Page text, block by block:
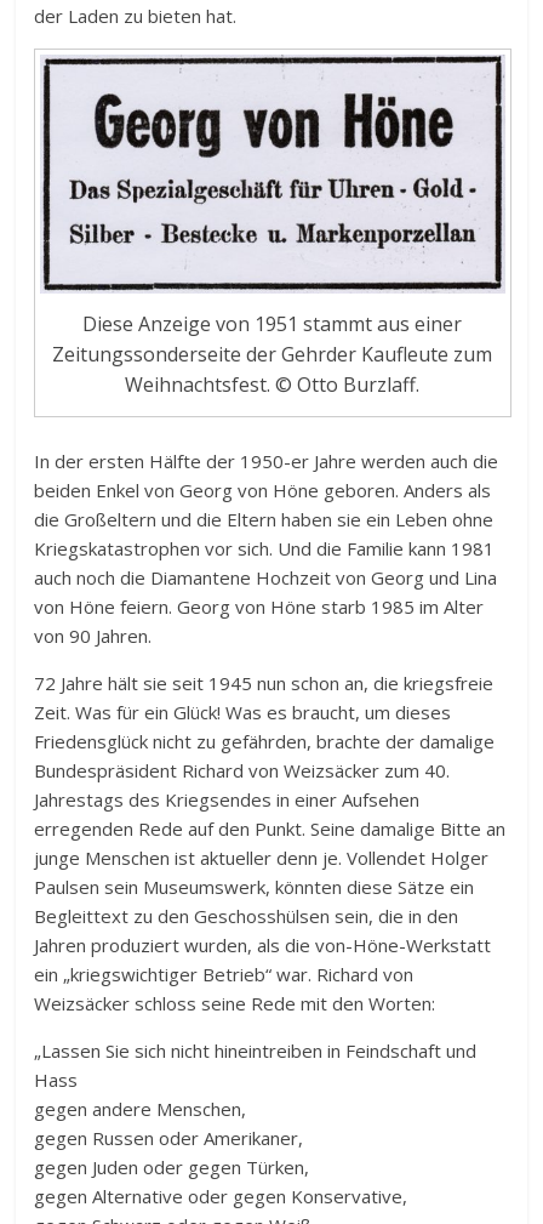
der Laden zu bieten hat.
Diese Anzeige von 1951 stammt aus einer
Zeitungssonderseite der Gehrder Kaufleute zum
Weihnachtsfest. © Otto Burzlaff.
In der ersten Hälfte der 1950-er Jahre werden auch die
beiden Enkel von Georg von Höne geboren. Anders als
die Großeltern und die Eltern haben sie ein Leben ohne
Kriegskatastrophen vor sich. Und die Familie kann 1981
auch noch die Diamantene Hochzeit von Georg und Lina
von Höne feiern. Georg von Höne starb 1985 im Alter
von 90 Jahren.
72 Jahre hält sie seit 1945 nun schon an, die kriegsfreie
Zeit. Was für ein Glück! Was es braucht, um dieses
Friedensglück nicht zu gefährden, brachte der damalige
Bundespräsident Richard von Weizsäcker zum 40.
Jahrestags des Kriegsendes in einer Aufsehen
erregenden Rede auf den Punkt. Seine damalige Bitte an
junge Menschen ist aktueller denn je. Vollendet Holger
Paulsen sein Museumswerk, könnten diese Sätze ein
Begleittext zu den Geschosshülsen sein, die in den
Jahren produziert wurden, als die von-Höne-Werkstatt
ein „kriegswichtiger Betrieb“ war. Richard von
Weizsäcker schloss seine Rede mit den Worten:
„Lassen Sie sich nicht hineintreiben in Feindschaft und
Hass
gegen andere Menschen,
gegen Russen oder Amerikaner,
gegen Juden oder gegen Türken,
gegen Alternative oder gegen Konservative,